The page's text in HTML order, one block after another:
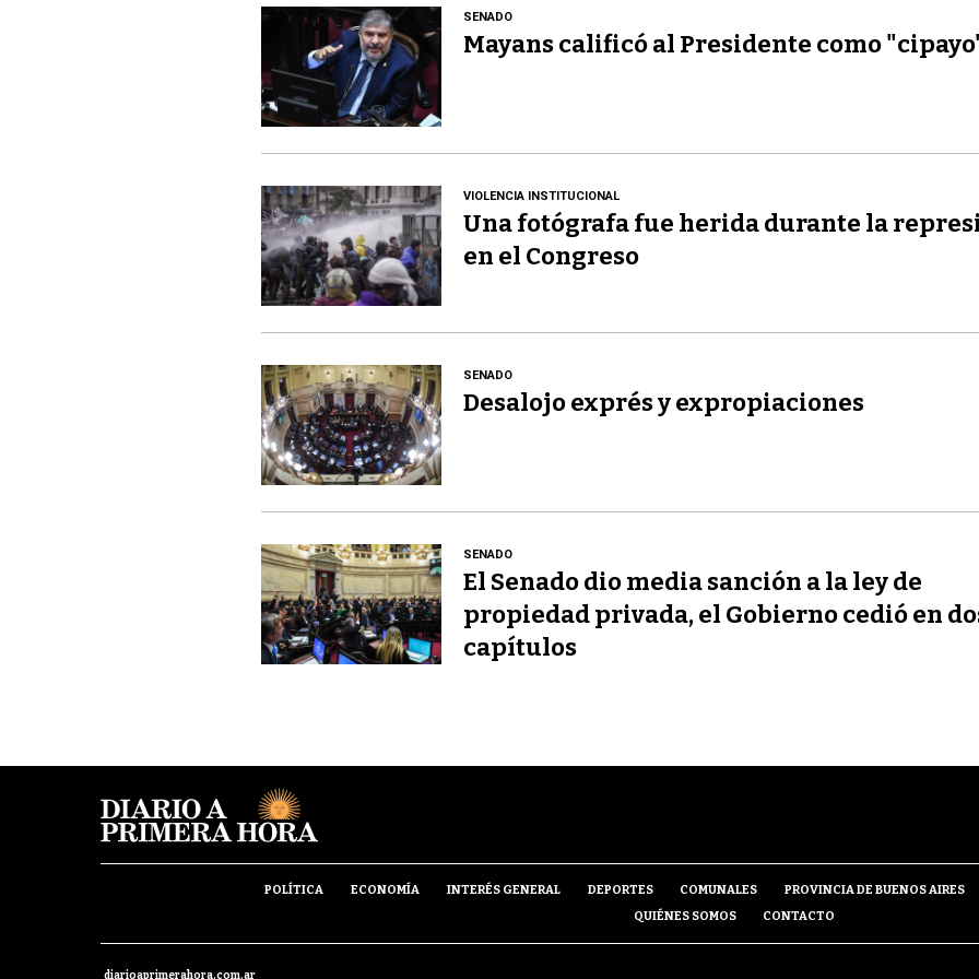
SENADO
Mayans calificó al Presidente como
VIOLENCIA INSTITUCIONAL
Una fotógrafa fue herida durante la
en el Congreso
SENADO
Desalojo exprés y expropiaciones
SENADO
El Senado dio media sanción a la ley de
propiedad privada, el Gobierno cedió en
capítulos
POLÍTICA ECONOMÍA INTERÉS GENERAL DEPORTES COMUNALES PROVINCIA DE BUENOS AIRES
QUIÉNES SOMOS
CONTACTO
diarioaprimerahora.com.ar